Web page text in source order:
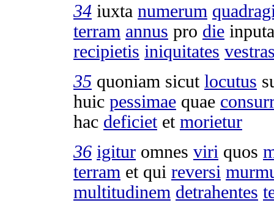
34 iuxta numerum
terram annus pro die
recipietis iniquitates
35 quoniam sicut locutus
huic pessimae quae
hac deficietet morietur
36 igitur omnes viri quos
terram et qui reversi
multitudinem detrahentes